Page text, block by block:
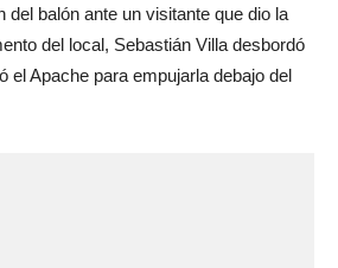
del balón ante un visitante que dio la
del local, Sebastián Villa desbordó
el Apache para empujarla debajo del